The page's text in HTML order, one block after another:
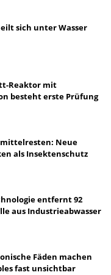
sich unter Wasser
Reaktor mit
besteht erste Prüfung
Neue
als Insektenschutz
entfernt 92
aus Industrieabwasser
Fäden machen
fast unsichtbar